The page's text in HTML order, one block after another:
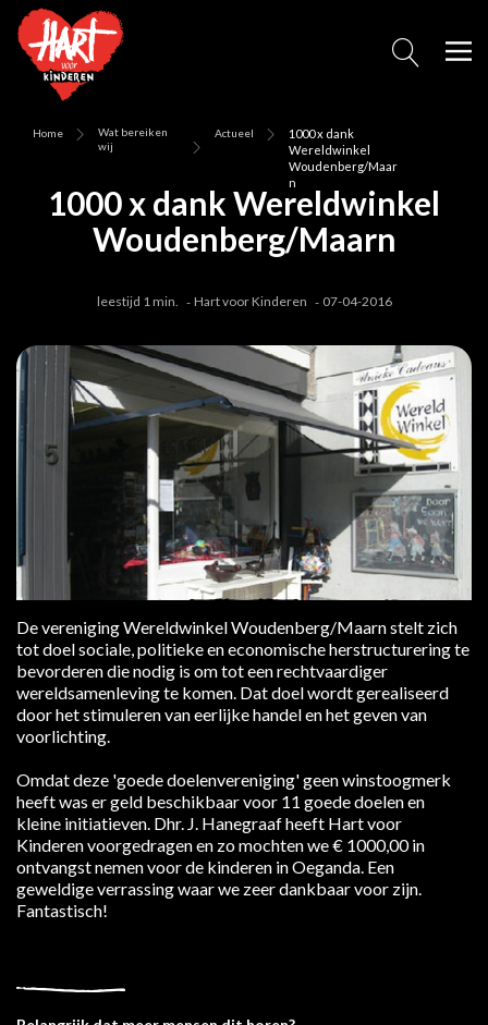
Home
Wat bereiken
wij
Actueel
1000 x dank
Wereldwinkel
Woudenberg/Maar
n
1000 x dank Wereldwinkel
Woudenberg/Maarn
leestijd 1 min. Hart voor Kinderen 07-04-2016
De vereniging Wereldwinkel Woudenberg/Maarn stelt zich
tot doel sociale, politieke en economische herstructurering te
bevorderen die nodig is om tot een rechtvaardiger
wereldsamenleving te komen. Dat doel wordt gerealiseerd
door het stimuleren van eerlijke handel en het geven van
voorlichting.
Omdat deze 'goede doelenvereniging' geen winstoogmerk
heeft was er geld beschikbaar voor 11 goede doelen en
kleine initiatieven. Dhr. J. Hanegraaf heeft Hart voor
Kinderen voorgedragen en zo mochten we € 1000,00 in
ontvangst nemen voor de kinderen in Oeganda. Een
geweldige verrassing waar we zeer dankbaar voor zijn.
Fantastisch!